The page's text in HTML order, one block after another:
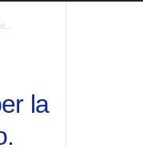
la